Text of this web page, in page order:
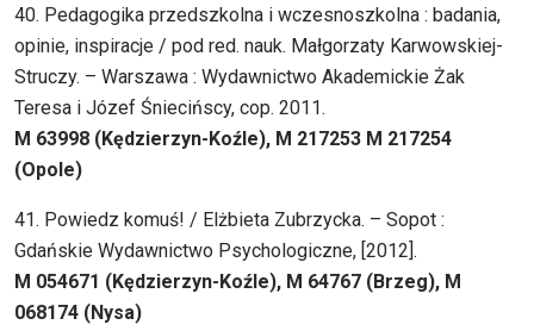
40. Pedagogika przedszkolna i wczesnoszkolna : badania,
opinie, inspiracje / pod red. nauk. Małgorzaty Karwowskiej-
Struczy. – Warszawa : Wydawnictwo Akademickie Żak
Teresa i Józef Śniecińscy, cop. 2011.
M 63998 (Kędzierzyn-Koźle), M 217253 M 217254
(Opole)
41. Powiedz komuś! / Elżbieta Zubrzycka. – Sopot :
Gdańskie Wydawnictwo Psychologiczne, [2012].
M 054671 (Kędzierzyn-Koźle), M 64767 (Brzeg), M
068174 (Nysa)